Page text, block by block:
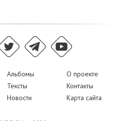
Альбомы
О проекте
Тексты
Контакты
Новости Карта сайта